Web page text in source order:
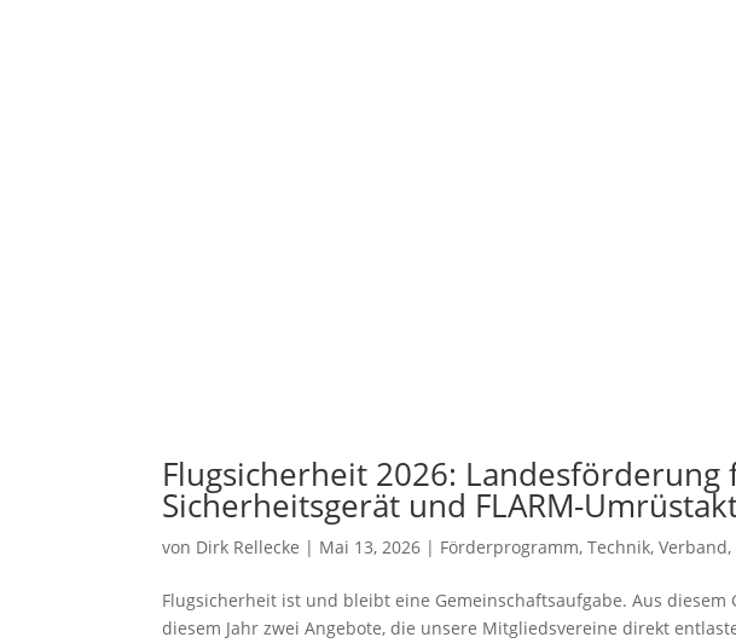
Flugsicherheit 2026: Landesförderung
Sicherheitsgerät und FLARM-
von Dirk Rellecke | Mai 13, 2026 | Förderprogramm,Technik,Verband,
Flugsicherheit ist und bleibt eine Gemeinschaftsaufgabe. Aus diesem
diesem Jahr zwei Angebote, die unsere Mitgliedsvereine direkt